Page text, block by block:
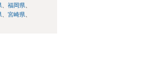
福岡県
宮崎県